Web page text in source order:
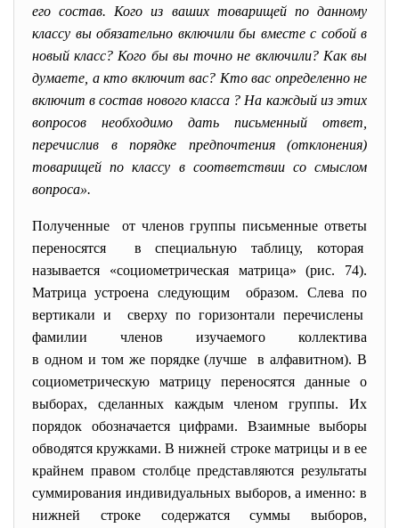
его состав. Кого из ваших товарищей по данному
классу вы обязательно включили бы вместе с собой в
новый класс? Кого бы вы точно не включили? Как вы
думаете, а кто включит вас? Кто вас определенно не
включит в состав нового класса ? На каждый из этих
вопросов необходимо дать письменный ответ,
перечислив в порядке предпочтения (отклонения)
товарищей по классу в соответствии со смыслом
вопроса».
Полученные от членов группы письменные ответы
переносятся в специальную таблицу, которая
называется «социометрическая матрица» (рис. 74).
Матрица устроена следующим образом. Слева по
вертикали и сверху по горизонтали перечислены
фамилии членов изучаемого коллектива
в одном и том же порядке (лучше в алфавитном). В
социометрическую матрицу переносятся данные о
выборах, сделанных каждым членом группы. Их
порядок обозначается цифрами. Взаимные выборы
обводятся кружками. В нижней строке матрицы и в ее
крайнем правом столбце представляются результаты
суммирования индивидуальных выборов, а именно: в
нижней строке содержатся суммы выборов,